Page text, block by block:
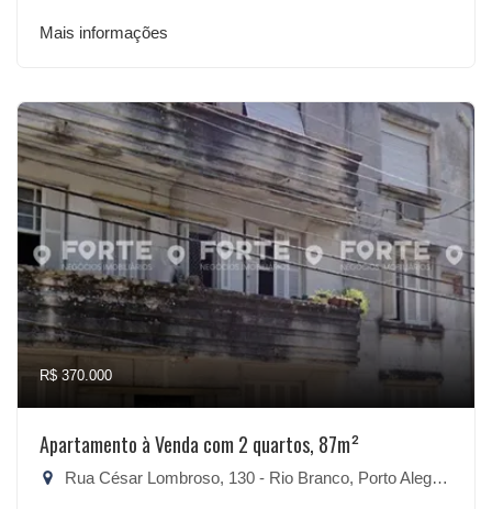
Mais informações
R$ 370.000
Apartamento à Venda com 2 quartos, 87m²
Rua César Lombroso, 130 - Rio Branco, Porto Alegre-RS